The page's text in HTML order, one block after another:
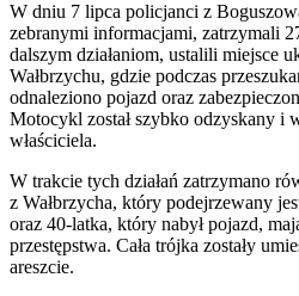
W dniu 7 lipca policjanci z
zebranymi informacjami, zatrzymali
dalszym działaniom, ustalili miejsce
Wałbrzychu, gdzie podczas
odnaleziono pojazd oraz
Motocykl został szybko odzyskany i
właściciela.
W trakcie tych działań zatrzymano
z Wałbrzycha, który podejrzewany
oraz 40-latka, który nabył pojazd,
przestępstwa. Cała trójka zostały
areszcie.